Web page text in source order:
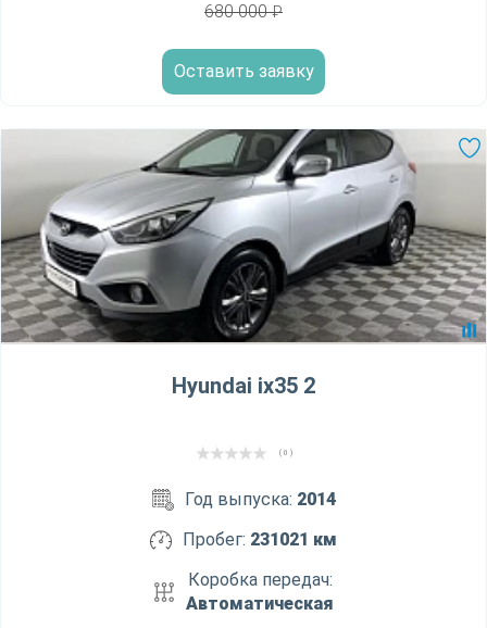
680 000₽
Оставить заявку
Hyundai ix35 2
( 0 )
Год выпуска: 2014
Пробег: 231021 км
Коробка передач:
Автоматическая